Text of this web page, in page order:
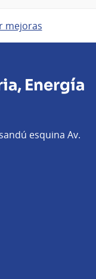
mejoras
Energía
esquina Av.